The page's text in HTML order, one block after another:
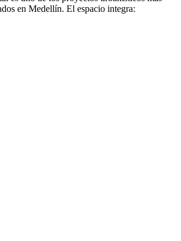
en Medellín. El espacio integra: